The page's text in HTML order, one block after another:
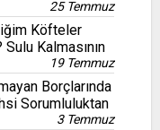
25 Temmuz
Köfteler
Kalmasının
19 Temmuz
Borçlarında
Sorumluluktan
3 Temmuz